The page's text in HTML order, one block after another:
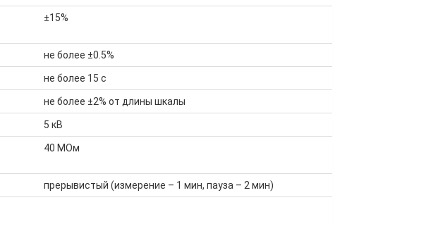
±15%
не более ±0.5%
не более 15 с
не более ±2% от длины шкалы
5 кВ
40 МОм
прерывистый (измерение – 1 мин, пауза – 2 мин)